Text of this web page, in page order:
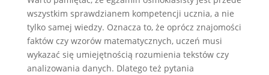
wszystkim sprawdzianem kompetencji ucznia, a nie
tylko samej wiedzy. Oznacza to, że oprócz znajomości
faktów czy wzorów matematycznych, uczeń musi
wykazać się umiejętnością rozumienia tekstów czy
analizowania danych. Dlatego też pytania